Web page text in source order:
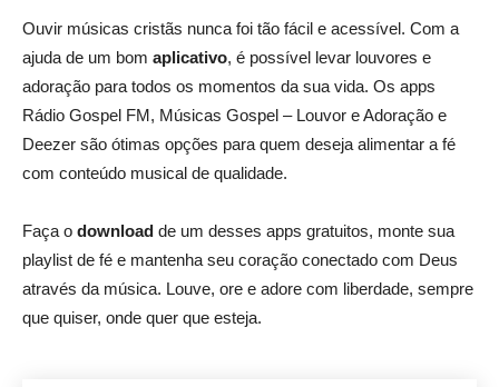
Ouvir músicas cristãs nunca foi tão fácil e acessível. Com a
ajuda de um bom aplicativo, é possível levar louvores e
adoração para todos os momentos da sua vida. Os apps
Rádio Gospel FM, Músicas Gospel – Louvor e Adoração e
Deezer são ótimas opções para quem deseja alimentar a fé
com conteúdo musical de qualidade.
Faça o download de um desses apps gratuitos, monte sua
playlist de fé e mantenha seu coração conectado com Deus
através da música. Louve, ore e adore com liberdade, sempre
que quiser, onde quer que esteja.